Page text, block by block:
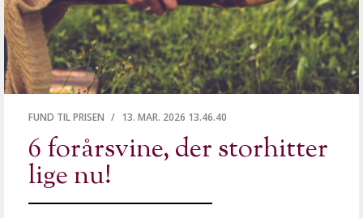
FUND TIL PRISEN / 13. MAR. 2026 13.46.40
6 forårsvine, der storhitter
lige nu!